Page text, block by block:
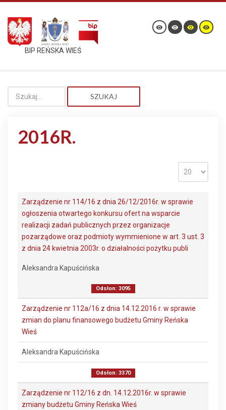
BIP REŃSKA WIEŚ
SZUKAJ
2016R.
Zarządzenie nr 114/16 z dnia 26/12/2016r. w sprawie
ogłoszenia otwartego konkursu ofert na wsparcie
realizacji zadań publicznych przez organizacje
pozarządowe oraz podmioty wymmienione w art. 3 ust. 3
z dnia 24 kwietnia 2003r. o działalności pożytku publi
Aleksandra Kapuścińska
Odsłon: 3095
Zarządzenie nr 112a/16 z dnia 14.12.2016 r. w sprawie
zmian do planu finansowego budżetu Gminy Reńska
Wieś
Aleksandra Kapuścińska
Odsłon: 3370
Zarządzenie nr 112/16 z dn. 14.12.2016r. w sprawie
zmiany budżetu Gminy Reńska Wieś